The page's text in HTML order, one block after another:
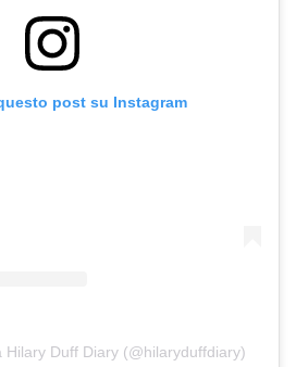
post su Instagram
Hilary Duff Diary (@hilaryduffdiary)